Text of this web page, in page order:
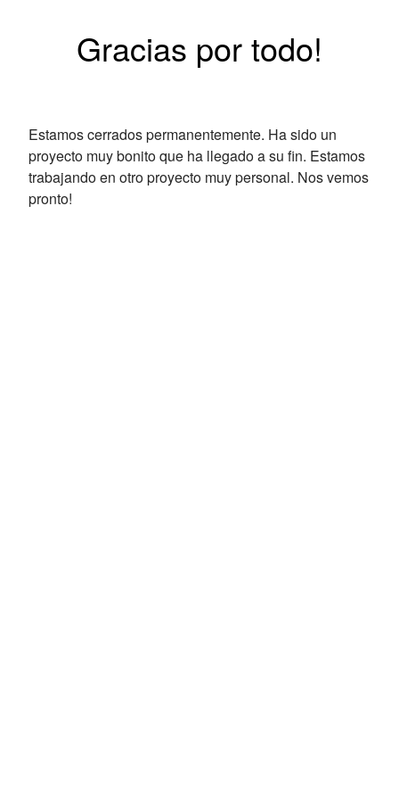
Gracias por todo!
Estamos cerrados permanentemente. Ha sido un
proyecto muy bonito que ha llegado a su fin. Estamos
trabajando en otro proyecto muy personal. Nos vemos
pronto!